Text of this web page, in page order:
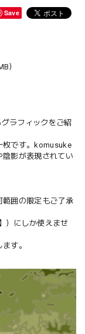
Save
）
ラフィックをご紹
枚です。komusuke
影が表現されてい
囲の限定もご了承
）にしか使えませ
す。